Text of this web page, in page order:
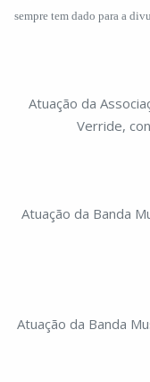
sempre tem dado para a
Atuação da
Verride,
Atuação da Banda
Atuação da Banda